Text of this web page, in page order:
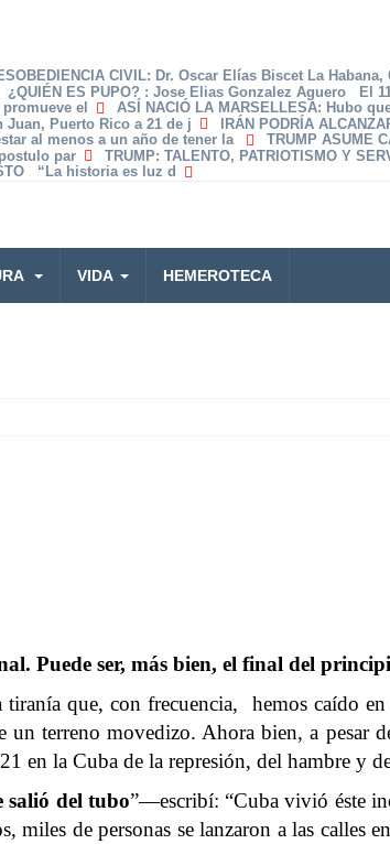
CIVIL: Dr. Oscar Elías Biscet La Habana,
¿QUIÉN ES PUPO? : Jose Elias Gonzalez Aguero El
el ASÍ NACIÓ LA MARSELLESA: Hubo
Juan, Puerto Rico a 21 de j
IRÁN PODRÍA
al menos a un año de tener la
TRUMP ASUME
par TRUMP: TALENTO, PATRIOTISMO Y
“La historia es luz d
VIDA HEMEROTECA
Puede ser, más bien, el final del
tiranía que, con frecuencia, hemos caído
un terreno movedizo. Ahora bien, a pesar
en la Cuba de la represión, del hambre y
salió del tubo”—escribí: “Cuba vivió éste
miles de personas se lanzaron a las